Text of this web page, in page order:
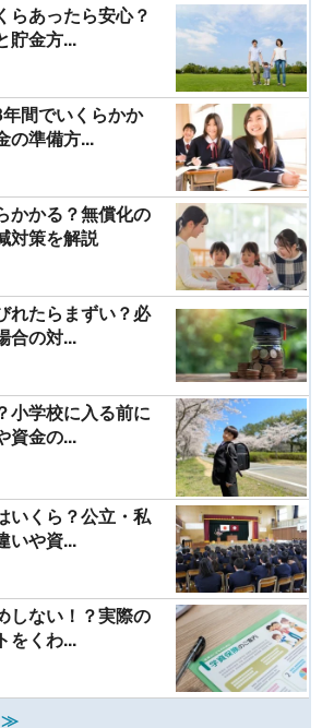
らあったら安心？
貯金方...
間でいくらかか
の準備方...
かかる？無償化の
対策を解説
れたらまずい？必
合の対...
小学校に入る前に
資金の...
いくら？公立・私
いや資...
しない！？実際の
をくわ...
≫